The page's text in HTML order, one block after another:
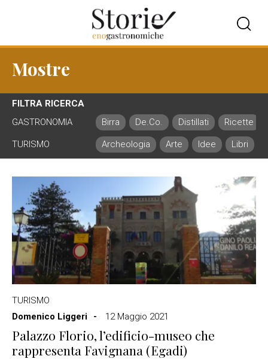
Mostre
FILTRA RICERCA
GASTRONOMIA
Birra De.Co. Distillati Ricette
TURISMO Archeologia Arte Idee Libri
TURISMO
Domenico Liggeri
12 Maggio 2021
Palazzo Florio, l’edificio-museo che
rappresenta Favignana (Egadi)